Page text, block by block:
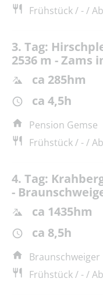
Frühstück / - /
3. Tag:
2536 m - Zams
ca 285hm
ca 4,5h
Pension Gemse
Frühstück / - /
4. Tag:
-
ca 1435hm
ca 8,5h
Frühstück / - /